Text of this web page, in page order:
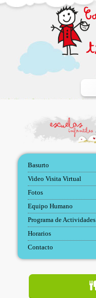
Basurto
Video Visita Virtual
Fotos
Equipo Humano
Programa de Actividades
Horarios
Contacto